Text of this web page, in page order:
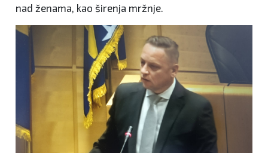
nad ženama, kao širenja mržnje.